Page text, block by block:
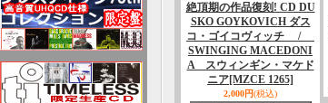
絶頂期の作品復刻! CD DU
SKO GOYKOVICH ダス
コ・ゴイコヴィッチ /
SWINGING MACEDONI
A スウィンギン・マケド
ニア[MZCE 1265]
2,000円(税込)